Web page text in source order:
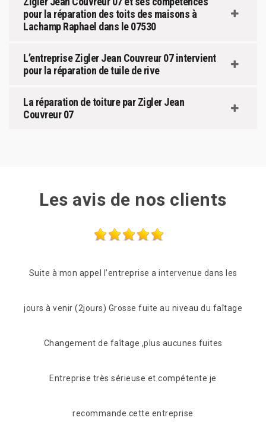
pour la réparation des toits des maisons à
Lachamp Raphael dans le 07530
L’entreprise Zigler Jean Couvreur 07 intervient
pour la réparation de tuile de rive
La réparation de toiture par Zigler Jean
Couvreur 07
Les avis de nos clients
Entreprise très sérieuse Très rapide et à l’écoute Très
compétente Je recommande fortement